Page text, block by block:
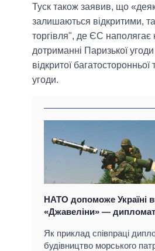
Туск також заявив, що
залишаються відкритими,
торгівля", де ЄС
дотриманні Паризької угоди
відкритої багатосторонньої
угоди.
НАТО допоможе Україні
«Джавеліни» — дипломат
Як приклад співпраці
будівництво морського